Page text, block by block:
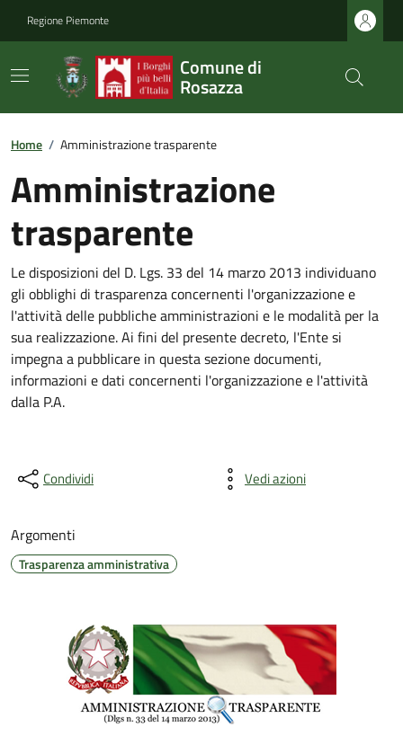
Regione Piemonte
Comune di
Rosazza
Home / Amministrazione trasparente
Amministrazione
trasparente
Le disposizioni del D. Lgs. 33 del 14 marzo 2013 individuano
gli obblighi di trasparenza concernenti l'organizzazione e
l'attività delle pubbliche amministrazioni e le modalità per la
sua realizzazione. Ai fini del presente decreto, l'Ente si
impegna a pubblicare in questa sezione documenti,
informazioni e dati concernenti l'organizzazione e l'attività
dalla P.A.
Condividi Vedi azioni
Argomenti
Trasparenza amministrativa